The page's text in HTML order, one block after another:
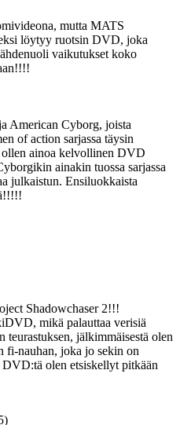
mutta MATS
löytyy ruotsin DVD, joka
vaikutukset koko
American Cyborg, joista
of action sarjassa täysin
ollen ainoa kelvollinen DVD
ainakin tuossa sarjassa
julkaistun. Ensiluokkaista
Shadowchaser 2!!!
mikä palauttaa verisiä
teurastuksen, jälkimmäisestä olen
fi-nauhan, joka jo sekin on
olen etsiskellyt pitkään